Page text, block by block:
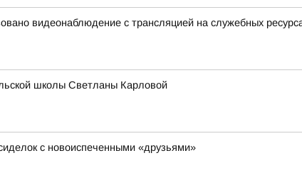
видеонаблюдение с трансляцией на служебных
школы Светланы Карловой
с новоиспеченными «друзьями»